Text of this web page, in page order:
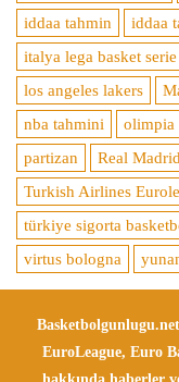
iddaa tahmin
iddaa
italya lega basket
los angeles lakers
nba tahmini
olimpia
partizan
Real
Turkish Airlines
türkiye sigorta
virtus bologna
EuroLeague, Euro